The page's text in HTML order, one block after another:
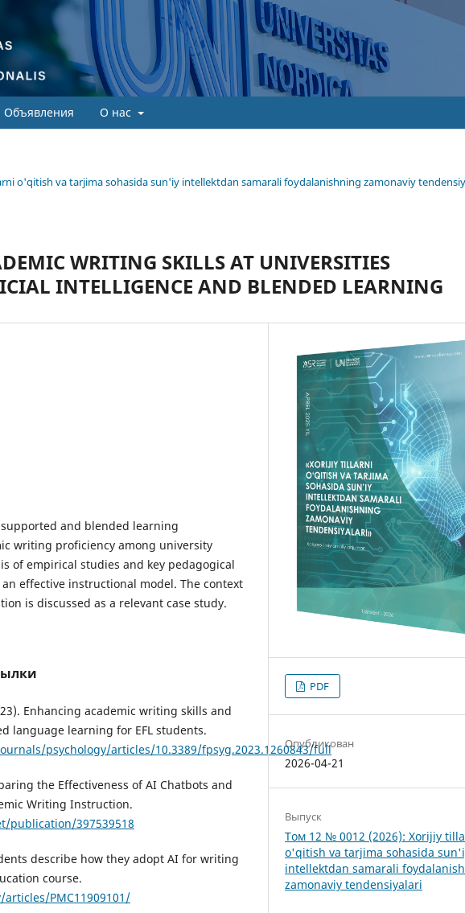
Объявления О нас
o'qitish va tarjima sohasida sun'iy intellektdan samarali foydalanishning zamonaviy
WRITING SKILLS AT UNIVERSITIES
INTELLIGENCE AND BLENDED LEARNING
and blended learning
writing proficiency among university
of empirical studies and key pedagogical
effective instructional model. The context
is discussed as a relevant case study.
Enhancing academic writing skills and
language learning for EFL students.
psychology/articles/10.3389/fpsyg.2023.1260843/full
the Effectiveness of AI Chatbots and
Writing Instruction.
publication/397539518
describe how they adopt AI for writing
course.
PMC11909101/
PDF
Опубликован
2026-04-21
Выпуск
Том 12 № 0012 (2026): Xorijiy
o'qitish va tarjima sohasida
intellektdan samarali
zamonaviy tendensiyalari